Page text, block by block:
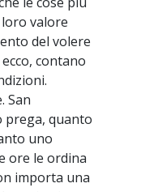
valore
del volere
contano
San
prega, quanto
uno
ore le ordina
importa una